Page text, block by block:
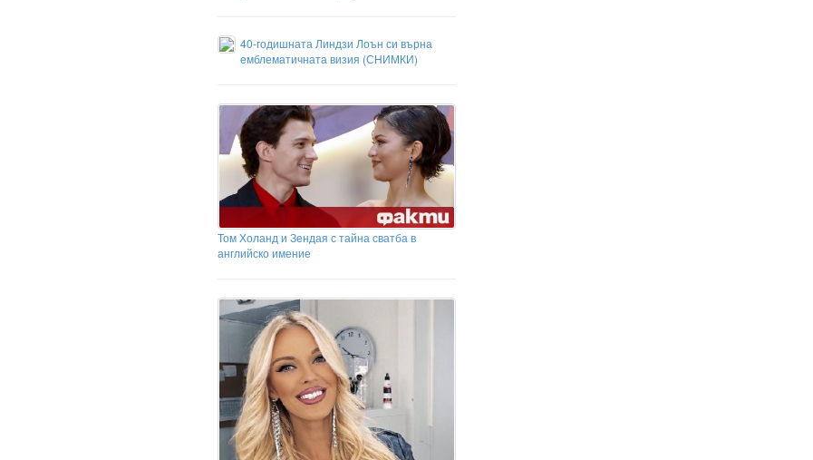
40-годишната Линдзи Лоън си върна
емблематичната визия (СНИМКИ)
Том Холанд и Зендая с тайна сватба в
английско имение